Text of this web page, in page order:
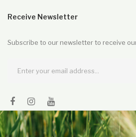
Receive Newsletter
Subscribe to our newsletter to receive